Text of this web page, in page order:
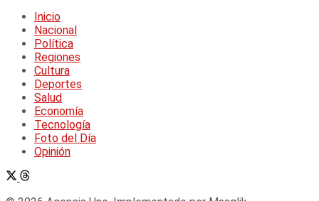
Inicio
Nacional
Política
Regiones
Cultura
Deportes
Salud
Economía
Tecnología
Foto del Día
Opinión